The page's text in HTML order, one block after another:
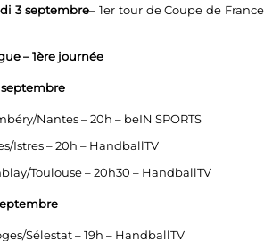
3 septembre– 1er tour de Coupe de France
– 1ère journée
Nantes – 20h – beIN SPORTS
Istres – 20h – HandballTV
Toulouse – 20h30 – HandballTV
Sélestat – 19h – HandballTV